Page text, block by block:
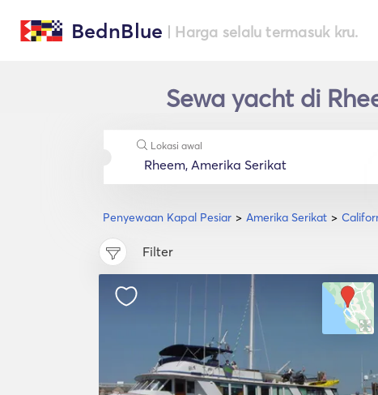
BednBlue | Harga selalu termasuk kru.
Sewa yacht di
Penyewaan Kapal Pesiar Amerika Serikat
Lokasi awal
Filter